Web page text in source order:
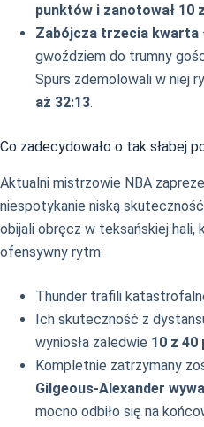
punktów i zanotował 10
Zabójcza trzecia kwarta
gwoździem do trumny
Spurs zdemolowali w niej
aż 32:13.
Co zadecydowało o tak słabej
Aktualni mistrzowie NBA
niespotykanie niską
obijali obręcz w teksańskiej hali,
ofensywny rytm:
Thunder trafili
Ich skuteczność z
wyniosła zaledwie 10 z
Kompletnie zatrzymany
Gilgeous-Alexander
mocno odbiło się na